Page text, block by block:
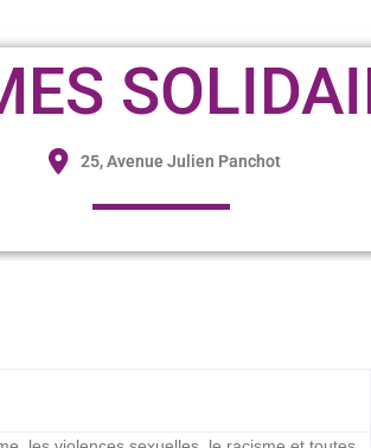
25, Avenue Julien Panchot